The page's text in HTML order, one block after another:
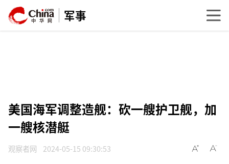
军事
美国海军调整造舰：砍一艘护卫舰，加
一艘核潜艇
观察者网 2024-05-15 09:30:53